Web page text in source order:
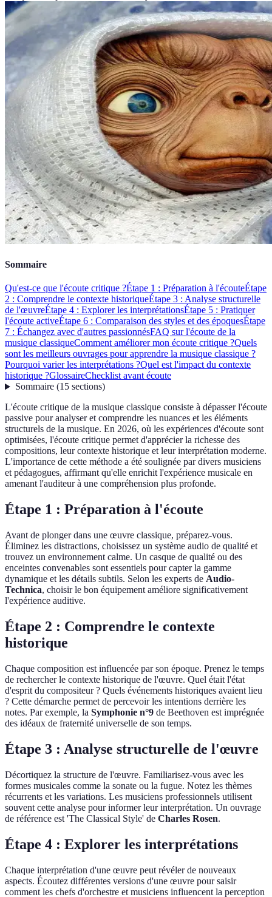
Sommaire
Qu'est-ce que l'écoute critique ?Étape 1 : Préparation à l'écouteÉtape
2 : Comprendre le contexte historiqueÉtape 3 : Analyse structurelle
de l'œuvreÉtape 4 : Explorer les interprétationsÉtape 5 : Pratiquer
l'écoute activeÉtape 6 : Comparaison des styles et des époquesÉtape
7 : Échangez avec d'autres passionnésFAQ sur l'écoute de la
musique classiqueComment améliorer mon écoute critique ?Quels
sont les meilleurs ouvrages pour apprendre la musique classique ?
Pourquoi varier les interprétations ?Quel est l'impact du contexte
historique ?GlossaireChecklist avant écoute
Sommaire(15 sections)
L'écoute critique de la musique classique consiste à dépasser l'écoute
passive pour analyser et comprendre les nuances et les éléments
structurels de la musique. En 2026, où les expériences d'écoute sont
optimisées, l'écoute critique permet d'apprécier la richesse des
compositions, leur contexte historique et leur interprétation moderne.
L'importance de cette méthode a été soulignée par divers musiciens
et pédagogues, affirmant qu'elle enrichit l'expérience musicale en
amenant l'auditeur à une compréhension plus profonde.
Étape 1 : Préparation à l'écoute
Avant de plonger dans une œuvre classique, préparez-vous.
Éliminez les distractions, choisissez un système audio de qualité et
trouvez un environnement calme. Un casque de qualité ou des
enceintes convenables sont essentiels pour capter la gamme
dynamique et les détails subtils. Selon les experts de Audio-
Technica, choisir le bon équipement améliore significativement
l'expérience auditive.
Étape 2 : Comprendre le contexte
historique
Chaque composition est influencée par son époque. Prenez le temps
de rechercher le contexte historique de l'œuvre. Quel était l'état
d'esprit du compositeur ? Quels événements historiques avaient lieu
? Cette démarche permet de percevoir les intentions derrière les
notes. Par exemple, la Symphonie n°9 de Beethoven est imprégnée
des idéaux de fraternité universelle de son temps.
Étape 3 : Analyse structurelle de l'œuvre
Décortiquez la structure de l'œuvre. Familiarisez-vous avec les
formes musicales comme la sonate ou la fugue. Notez les thèmes
récurrents et les variations. Les musiciens professionnels utilisent
souvent cette analyse pour informer leur interprétation. Un ouvrage
de référence est 'The Classical Style' de Charles Rosen.
Étape 4 : Explorer les interprétations
Chaque interprétation d'une œuvre peut révéler de nouveaux
aspects. Écoutez différentes versions d'une œuvre pour saisir
comment les chefs d'orchestre et musiciens influencent la perception